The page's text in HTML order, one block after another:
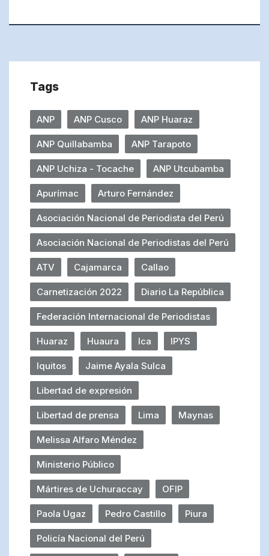
Tags
ANP ANP Cusco ANP Huaraz
ANP Quillabamba ANP Tarapoto
ANP Uchiza - Tocache ANP Utcubamba
Apurímac Arturo Fernández
Asociación Nacional de Periodista del Perú
Asociación Nacional de Periodistas del Perú
ATV Cajamarca Callao
Carnetización 2022 Diario La República
Federación Internacional de Periodistas
Huaraz Huaura Ica IPYS
Iquitos Jaime Ayala Sulca
Libertad de expresión
Libertad de prensa Lima Maynas
Melissa Alfaro Méndez
Ministerio Público
Mártires de Uchuraccay OFIP
Paola Ugaz Pedro Castillo Piura
Policía Nacional del Perú